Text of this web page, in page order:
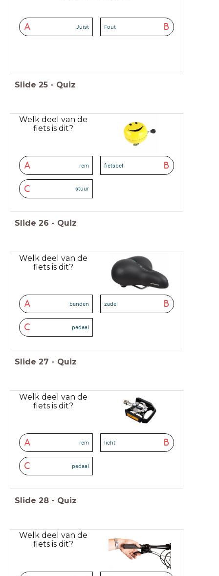
A Juist B
Fout
Slide 25 - Quiz
Welk deel van de
fiets is dit?
A rem B
fietsbel
C stuur
Slide 26 - Quiz
Welk deel van de
fiets is dit?
A banden B
zadel
C pedaal
Slide 27 - Quiz
Welk deel van de
fiets is dit?
A rem B
licht
C pedaal
Slide 28 - Quiz
Welk deel van de
fiets is dit?